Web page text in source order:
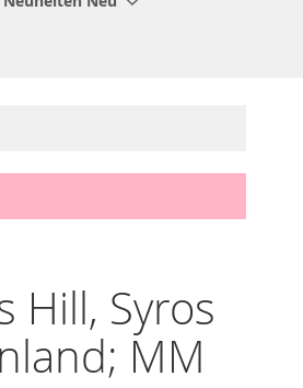
Hill, Syros
MM